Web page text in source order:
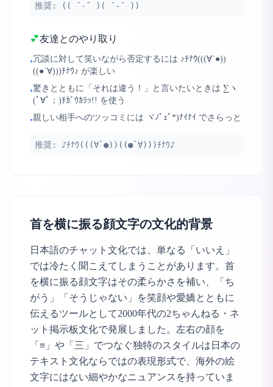
推奨: (( ¯-¯ )( ¯-¯ ))
💕友達とのやり取り
•冗談に対して笑いながら否定するには ♪ﾁﾅｳ(((∀`●))
((●`∀)))ﾁﾅｳ♪ が楽しい
•驚きとともに「それは違う！」と言いたいときは ∑ヽ
(ﾟ∀ﾟ；)ﾁｶﾞｳｶﾗｯ!! を使う
•親しい相手へのツッコミには ヾﾉﾟｪﾟ*)ﾅｲﾅｲ でさらっと
推奨: ♪ﾁﾅｳ(((∀`●))((●`∀)))ﾁﾅｳ♪
首を横に振る顔文字の文化的背景
日本語のチャット文化では、単なる「いいえ」
では冷たく聞こえてしまうことがあります。首
を横に振る顔文字はその柔らかさを補い、「ち
がう」「そうじゃない」を笑顔や愛嬌とともに
伝えるツールとして2000年代の2ちゃんねる・ネ
ット掲示板文化で発展しました。左右の顔を
「≡」や「三」でつなぐ独特のスタイルは日本の
テキスト文化ならではの表現形式で、海外の絵
文字にはない細やかなニュアンスを持っていま